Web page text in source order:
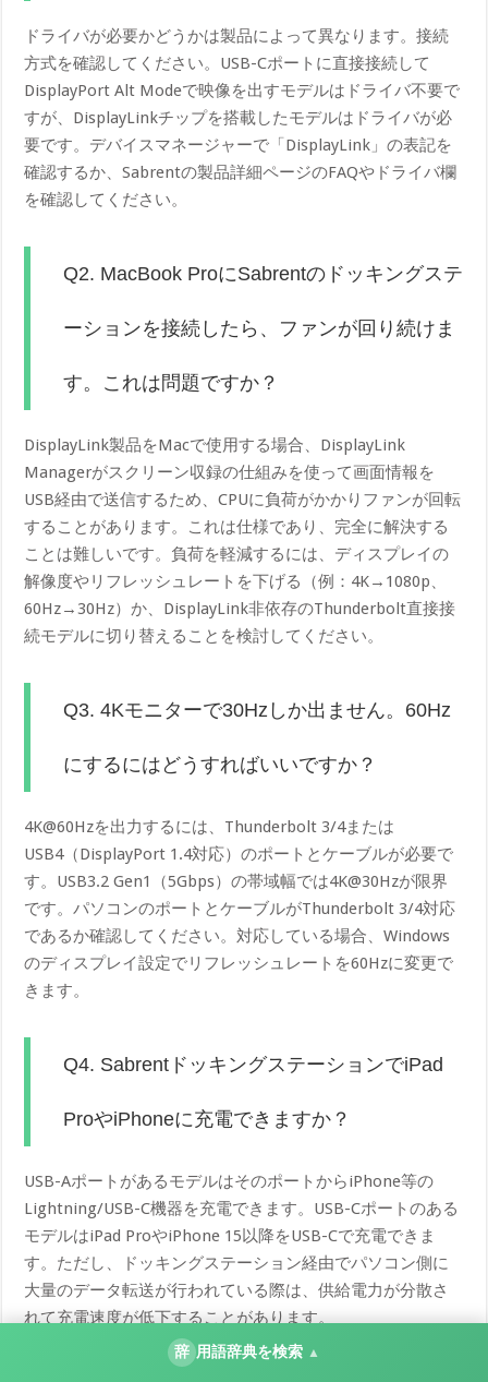
ドライバが必要かどうかは製品によって異なります。接続
方式を確認してください。USB-Cポートに直接接続して
DisplayPort Alt Modeで映像を出すモデルはドライバ不要で
すが、DisplayLinkチップを搭載したモデルはドライバが必
要です。デバイスマネージャーで「DisplayLink」の表記を
確認するか、Sabrentの製品詳細ページのFAQやドライバ欄
を確認してください。
Q2. MacBook ProにSabrentのドッキングステ
ーションを接続したら、ファンが回り続けま
す。これは問題ですか？
DisplayLink製品をMacで使用する場合、DisplayLink
Managerがスクリーン収録の仕組みを使って画面情報を
USB経由で送信するため、CPUに負荷がかかりファンが回転
することがあります。これは仕様であり、完全に解決する
ことは難しいです。負荷を軽減するには、ディスプレイの
解像度やリフレッシュレートを下げる（例：4K→1080p、
60Hz→30Hz）か、DisplayLink非依存のThunderbolt直接接
続モデルに切り替えることを検討してください。
Q3. 4Kモニターで30Hzしか出ません。60Hz
にするにはどうすればいいですか？
4K@60Hzを出力するには、Thunderbolt 3/4または
USB4（DisplayPort 1.4対応）のポートとケーブルが必要で
す。USB3.2 Gen1（5Gbps）の帯域幅では4K@30Hzが限界
です。パソコンのポートとケーブルがThunderbolt 3/4対応
であるか確認してください。対応している場合、Windows
のディスプレイ設定でリフレッシュレートを60Hzに変更で
きます。
Q4. SabrentドッキングステーションでiPad
ProやiPhoneに充電できますか？
USB-AポートがあるモデルはそのポートからiPhone等の
Lightning/USB-C機器を充電できます。USB-Cポートのある
モデルはiPad ProやiPhone 15以降をUSB-Cで充電できま
す。ただし、ドッキングステーション経由でパソコン側に
大量のデータ転送が行われている際は、供給電力が分散さ
れて充電速度が低下することがあります。
辞 用語辞典を検索 ▲